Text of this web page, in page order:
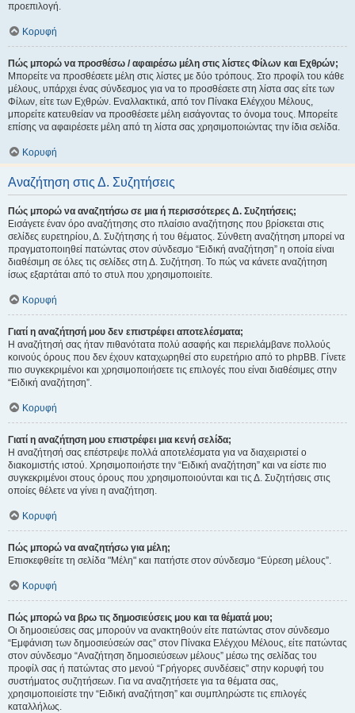
προεπιλογή.
Κορυφή
Πώς μπορώ να προσθέσω / αφαιρέσω μέλη στις λίστες Φίλων και Εχθρών;
Μπορείτε να προσθέσετε μέλη στις λίστες με δύο τρόπους. Στο προφίλ του κάθε
μέλους, υπάρχει ένας σύνδεσμος για να το προσθέσετε στη λίστα σας είτε των
Φίλων, είτε των Εχθρών. Εναλλακτικά, από τον Πίνακα Ελέγχου Μέλους,
μπορείτε κατευθείαν να προσθέσετε μέλη εισάγοντας το όνομα τους. Μπορείτε
επίσης να αφαιρέσετε μέλη από τη λίστα σας χρησιμοποιώντας την ίδια σελίδα.
Κορυφή
Αναζήτηση στις Δ. Συζητήσεις
Πώς μπορώ να αναζητήσω σε μια ή περισσότερες Δ. Συζητήσεις;
Εισάγετε έναν όρο αναζήτησης στο πλαίσιο αναζήτησης που βρίσκεται στις
σελίδες ευρετηρίου, Δ. Συζήτησης ή του θέματος. Σύνθετη αναζήτηση μπορεί να
πραγματοποιηθεί πατώντας στον σύνδεσμο “Ειδική αναζήτηση” η οποία είναι
διαθέσιμη σε όλες τις σελίδες στη Δ. Συζήτηση. Το πώς να κάνετε αναζήτηση
ίσως εξαρτάται από το στυλ που χρησιμοποιείτε.
Κορυφή
Γιατί η αναζήτησή μου δεν επιστρέφει αποτελέσματα;
Η αναζήτησή σας ήταν πιθανότατα πολύ ασαφής και περιελάμβανε πολλούς
κοινούς όρους που δεν έχουν καταχωρηθεί στο ευρετήριο από το phpBB. Γίνετε
πιο συγκεκριμένοι και χρησιμοποιήσετε τις επιλογές που είναι διαθέσιμες στην
“Ειδική αναζήτηση”.
Κορυφή
Γιατί η αναζήτηση μου επιστρέφει μια κενή σελίδα;
Η αναζήτησή σας επέστρεψε πολλά αποτελέσματα για να διαχειριστεί ο
διακομιστής ιστού. Χρησιμοποιήστε την “Ειδική αναζήτηση” και να είστε πιο
συγκεκριμένοι στους όρους που χρησιμοποιούνται και τις Δ. Συζητήσεις στις
οποίες θέλετε να γίνει η αναζήτηση.
Κορυφή
Πώς μπορώ να αναζητήσω για μέλη;
Επισκεφθείτε τη σελίδα "Μέλη" και πατήστε στον σύνδεσμο “Εύρεση μέλους”.
Κορυφή
Πώς μπορώ να βρω τις δημοσιεύσεις μου και τα θέματά μου;
Οι δημοσιεύσεις σας μπορούν να ανακτηθούν είτε πατώντας στον σύνδεσμο
“Εμφάνιση των δημοσιεύσεών σας” στον Πίνακα Ελέγχου Μέλους, είτε πατώντας
στον σύνδεσμο “Αναζήτηση δημοσιεύσεων μέλους” μέσω της σελίδας του
προφίλ σας ή πατώντας στο μενού “Γρήγορες συνδέσεις” στην κορυφή του
συστήματος συζητήσεων. Για να αναζητήσετε για τα θέματα σας,
χρησιμοποιείστε την “Ειδική αναζήτηση” και συμπληρώστε τις επιλογές
καταλλήλως.